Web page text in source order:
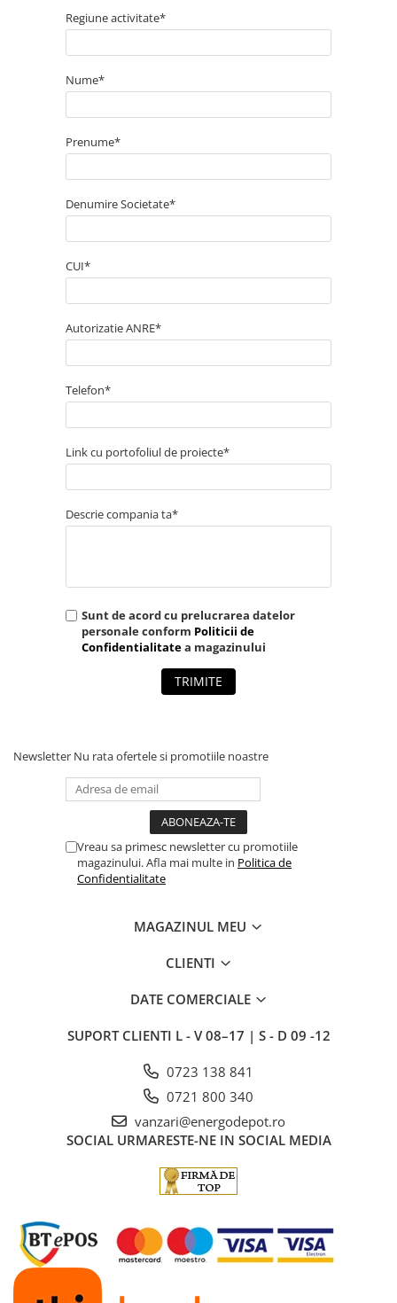
Regiune activitate*
Nume*
Prenume*
Denumire Societate*
CUI*
Autorizatie ANRE*
Telefon*
Link cu portofoliul de proiecte*
Descrie compania ta*
Sunt de acord cu prelucrarea datelor
personale conform Politicii de
Confidentialitatea magazinului
TRIMITE
Newsletter Nu rata ofertele si promotiile noastre
Vreau sa primesc newsletter cu promotiile
magazinului. Afla mai multe in Politica de
Confidentialitate
MAGAZINUL MEU
CLIENTI
DATE COMERCIALE
SUPORT CLIENTI L - V 08–17 | S - D 09 -12
0723 138 841
0721 800 340
vanzari@energodepot.ro
SOCIAL URMARESTE-NE IN SOCIAL MEDIA